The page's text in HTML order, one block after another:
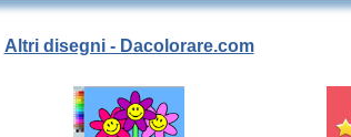
Altri disegni - Dacolorare.com